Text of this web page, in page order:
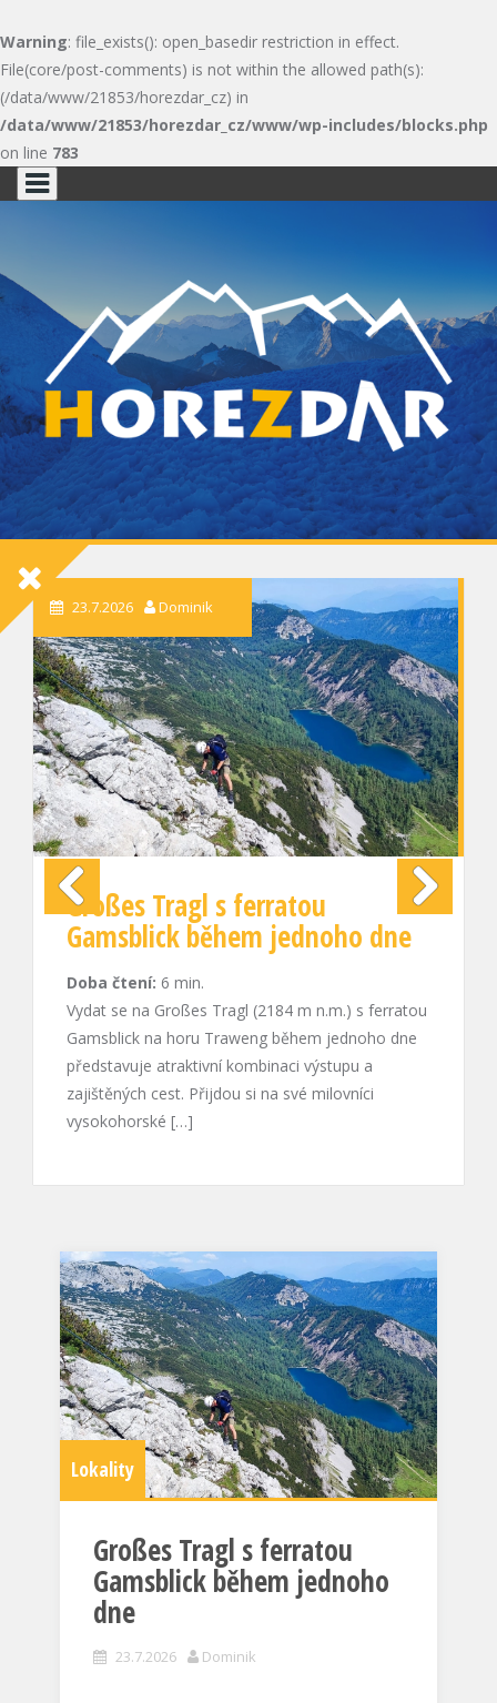
Warning: file_exists(): open_basedir restriction in effect.
File(core/post-comments) is not within the allowed path(s):
(/data/www/21853/horezdar_cz) in
/data/www/21853/horezdar_cz/www/wp-includes/blocks.php
on line 783
Skip
to
30.4.2026 Dominik
Když nahoře nechceš věřit
tomu, co vidíš
Doba čtení:
Dolezeš. Úleva. Poslední krok, nohy se uklidní,
ruce povolí. Hotovo. A pak se podíváš na štand …
a nyní myšlenky přejdou na to, že už bys chtěl být
bezpečně dole […]
Previou
Next
Lokality
Großes Tragl s ferratou
Gamsblick během jednoho
dne
23.7.2026 Dominik